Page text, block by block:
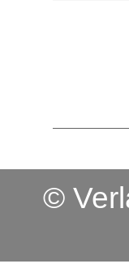
©